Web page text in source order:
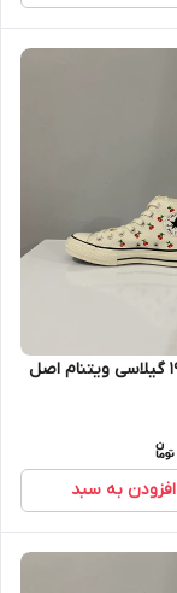
افزودن به سبد